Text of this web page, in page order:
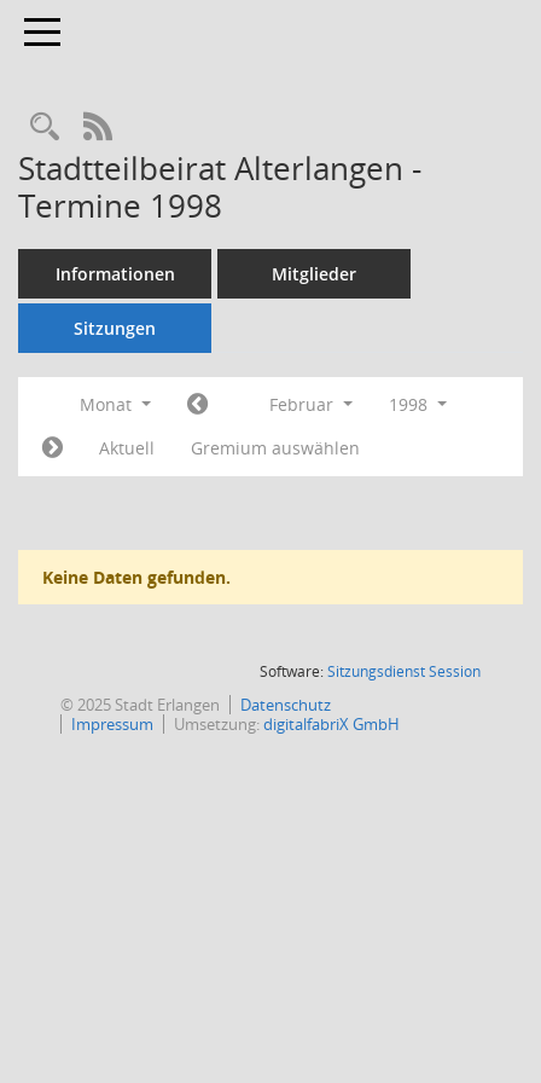
Toggle navigation
Rechercheauswahl
RSS-Feed
Stadtteilbeirat Alterlangen -
Termine 1998
Informationen Mitglieder
Sitzungen
Monat Februar
1998
Aktuell
Gremium auswählen
Keine Daten gefunden.
Software:SitzungsdienstSession(Wird in
© 2025 Stadt Erlangen
Datenschutz
Impressum
Umsetzung:digitalfabriX GmbH